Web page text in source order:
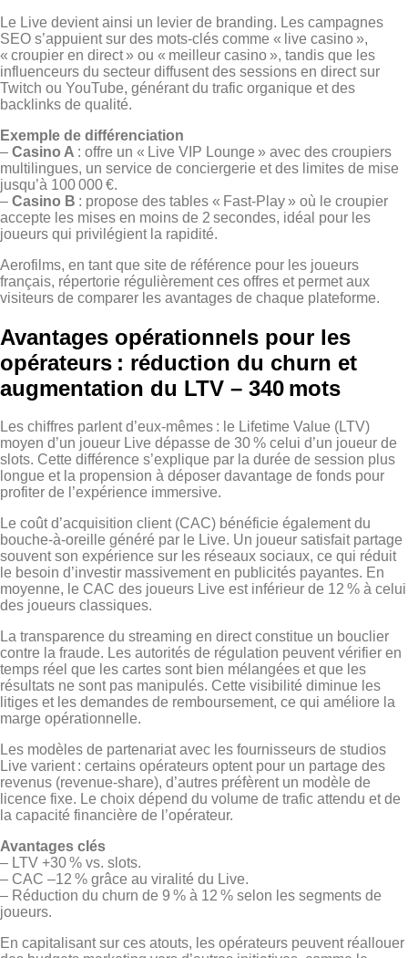
Le Live devient ainsi un levier de branding. Les campagnes
SEO s’appuient sur des mots‑clés comme « live casino »,
« croupier en direct » ou « meilleur casino », tandis que les
influenceurs du secteur diffusent des sessions en direct sur
Twitch ou YouTube, générant du trafic organique et des
backlinks de qualité.
Exemple de différenciation
– Casino A : offre un « Live VIP Lounge » avec des croupiers
multilingues, un service de conciergerie et des limites de mise
jusqu’à 100 000 €.
– Casino B : propose des tables « Fast‑Play » où le croupier
accepte les mises en moins de 2 secondes, idéal pour les
joueurs qui privilégient la rapidité.
Aerofilms, en tant que site de référence pour les joueurs
français, répertorie régulièrement ces offres et permet aux
visiteurs de comparer les avantages de chaque plateforme.
Avantages opérationnels pour les
opérateurs : réduction du churn et
augmentation du LTV – 340 mots
Les chiffres parlent d’eux-mêmes : le Lifetime Value (LTV)
moyen d’un joueur Live dépasse de 30 % celui d’un joueur de
slots. Cette différence s’explique par la durée de session plus
longue et la propension à déposer davantage de fonds pour
profiter de l’expérience immersive.
Le coût d’acquisition client (CAC) bénéficie également du
bouche‑à‑oreille généré par le Live. Un joueur satisfait partage
souvent son expérience sur les réseaux sociaux, ce qui réduit
le besoin d’investir massivement en publicités payantes. En
moyenne, le CAC des joueurs Live est inférieur de 12 % à celui
des joueurs classiques.
La transparence du streaming en direct constitue un bouclier
contre la fraude. Les autorités de régulation peuvent vérifier en
temps réel que les cartes sont bien mélangées et que les
résultats ne sont pas manipulés. Cette visibilité diminue les
litiges et les demandes de remboursement, ce qui améliore la
marge opérationnelle.
Les modèles de partenariat avec les fournisseurs de studios
Live varient : certains opérateurs optent pour un partage des
revenus (revenue‑share), d’autres préfèrent un modèle de
licence fixe. Le choix dépend du volume de trafic attendu et de
la capacité financière de l’opérateur.
Avantages clés
– LTV +30 % vs. slots.
– CAC –12 % grâce au viralité du Live.
– Réduction du churn de 9 % à 12 % selon les segments de
joueurs.
En capitalisant sur ces atouts, les opérateurs peuvent réallouer